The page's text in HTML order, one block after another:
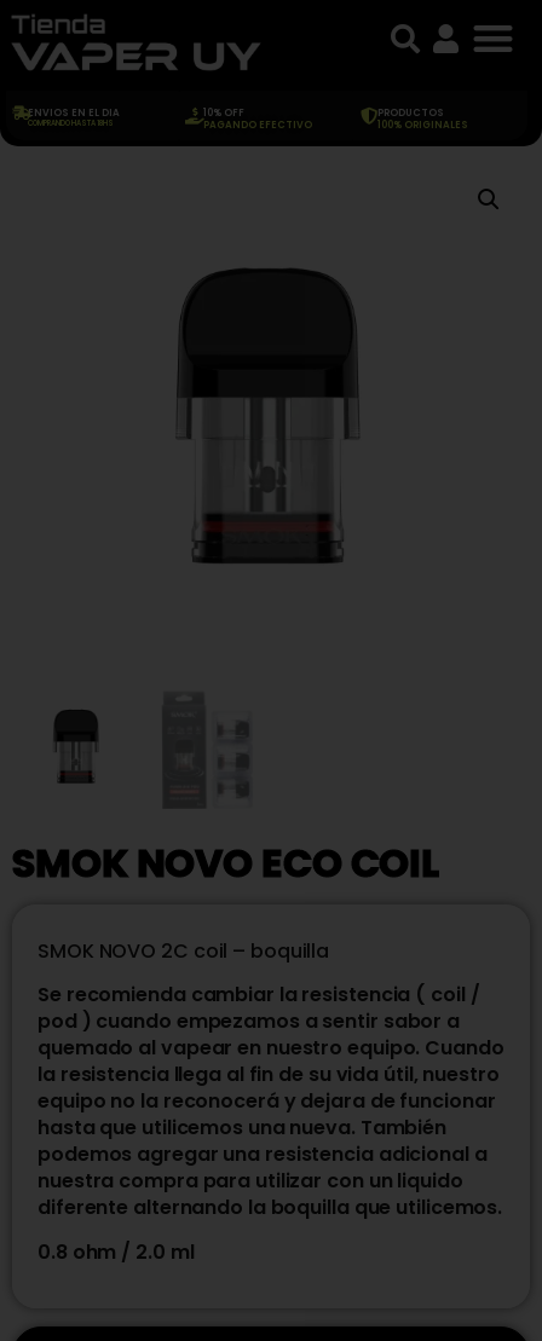
ENVIOS EN EL DIA
COMPRANDO HASTA 18HS
10% OFF
PAGANDO EFECTIVO
PRODUCTOS
100% ORIGINALES
SMOK NOVO ECO COIL
SMOK NOVO 2C coil – boquilla
Se recomienda cambiar la resistencia ( coil /
pod ) cuando empezamos a sentir sabor a
quemado al vapear en nuestro equipo. Cuando
la resistencia llega al fin de su vida útil, nuestro
equipo no la reconocerá y dejara de funcionar
hasta que utilicemos una nueva. También
podemos agregar una resistencia adicional a
nuestra compra para utilizar con un liquido
diferente alternando la boquilla que utilicemos.
0.8 ohm / 2.0 ml